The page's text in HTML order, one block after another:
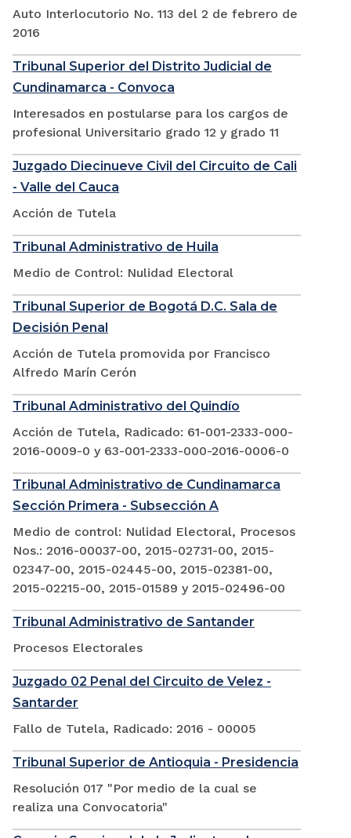
Auto Interlocutorio No. 113 del 2 de febrero de
2016
Tribunal Superior del Distrito Judicial de
Cundinamarca - Convoca
Interesados en postularse para los cargos de
profesional Universitario grado 12 y grado 11
Juzgado Diecinueve Civil del Circuito de Cali
- Valle del Cauca
Acción de Tutela
Tribunal Administrativo de Huila
Medio de Control: Nulidad Electoral
Tribunal Superior de Bogotá D.C. Sala de
Decisión Penal
Acción de Tutela promovida por Francisco
Alfredo Marín Cerón
Tribunal Administrativo del Quindío
Acción de Tutela, Radicado: 61-001-2333-000-
2016-0009-0 y 63-001-2333-000-2016-0006-0
Tribunal Administrativo de Cundinamarca
Sección Primera - Subsección A
Medio de control: Nulidad Electoral, Procesos
Nos.: 2016-00037-00, 2015-02731-00, 2015-
02347-00, 2015-02445-00, 2015-02381-00,
2015-02215-00, 2015-01589 y 2015-02496-00
Tribunal Administrativo de Santander
Procesos Electorales
Juzgado 02 Penal del Circuito de Velez -
Santarder
Fallo de Tutela, Radicado: 2016 - 00005
Tribunal Superior de Antioquia - Presidencia
Resolución 017 "Por medio de la cual se
realiza una Convocatoria"